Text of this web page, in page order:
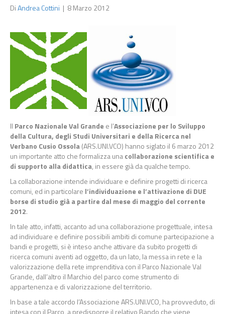
DiAndrea Cottini | 8 Marzo 2012
Il Parco Nazionale Val Grande e l’Associazione per lo Sviluppo
della Cultura, degli Studi Universitari e della Ricerca nel
Verbano Cusio Ossola(ARS.UNI.VCO) hanno siglato il 6 marzo 2012
un importante atto che formalizza unacollaborazione scientifica e
di supporto alla didattica, in essere già da qualche tempo.
La collaborazione intende individuare e definire progetti di ricerca
comuni, ed in particolare l’individuazione e l’attivazione di DUE
borse di studio già a partire dal mese di maggio del corrente
2012.
In tale atto, infatti, accanto ad una collaborazione progettuale, intesa
ad individuare e definire possibili ambiti di comune partecipazione a
bandi e progetti, si è inteso anche attivare da subito progetti di
ricerca comuni aventi ad oggetto, da un lato, la messa in rete e la
valorizzazione della rete imprenditiva con il Parco Nazionale Val
Grande, dall’altro il Marchio del parco come strumento di
appartenenza e di valorizzazione del territorio.
In base a tale accordo l’Associazione ARS.UNI.VCO, ha provveduto, di
intesa con il Parco, a predisporre il relativo Bando che viene